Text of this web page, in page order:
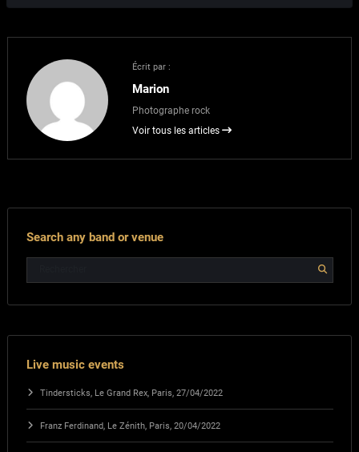
Écrit par :
Marion
Photographe rock
Voir tous les articles
Search any band or venue
Live music events
Tindersticks, Le Grand Rex, Paris, 27/04/2022
Franz Ferdinand, Le Zénith, Paris, 20/04/2022